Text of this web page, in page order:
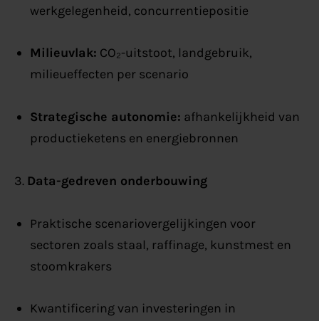
werkgelegenheid, concurrentiepositie
Milieuvlak: CO₂-uitstoot, landgebruik,
milieueffecten per scenario
Strategische autonomie: afhankelijkheid van
productieketens en energiebronnen
3. Data-gedreven onderbouwing
Praktische scenariovergelijkingen voor
sectoren zoals staal, raffinage, kunstmest en
stoomkrakers
Kwantificering van investeringen in